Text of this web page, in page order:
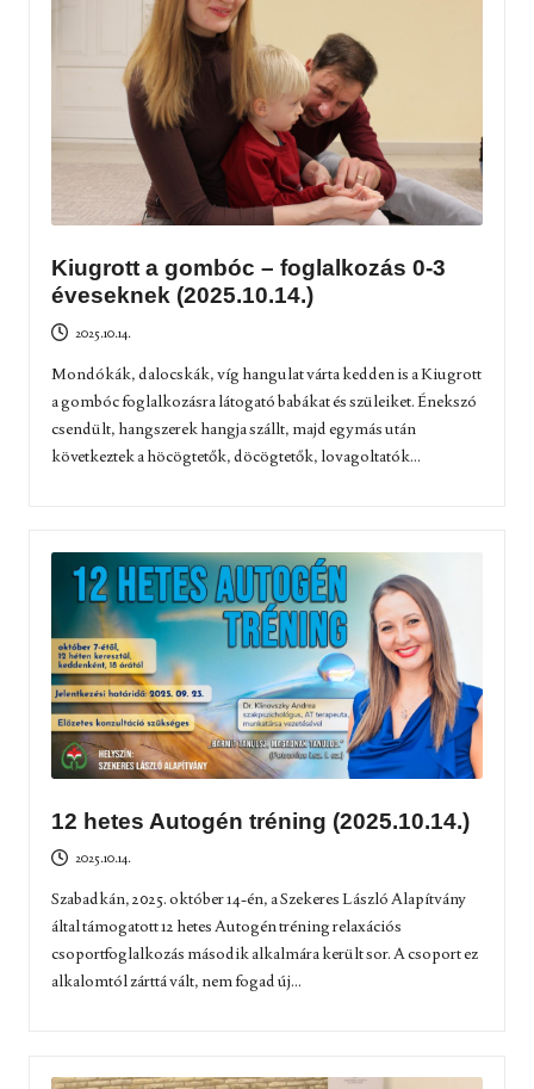
Kiugrott a gombóc – foglalkozás 0-3
éveseknek (2025.10.14.)
2025.10.14.
Mondókák, dalocskák, víg hangulat várta kedden is a Kiugrott
a gombóc foglalkozásra látogató babákat és szüleiket. Énekszó
csendült, hangszerek hangja szállt, majd egymás után
következtek a höcögtetők, döcögtetők, lovagoltatók...
12 hetes Autogén tréning (2025.10.14.)
2025.10.14.
Szabadkán, 2025. október 14-én, a Szekeres László Alapítvány
által támogatott 12 hetes Autogén tréning relaxációs
csoportfoglalkozás második alkalmára került sor. A csoport ez
alkalomtól zárttá vált, nem fogad új...